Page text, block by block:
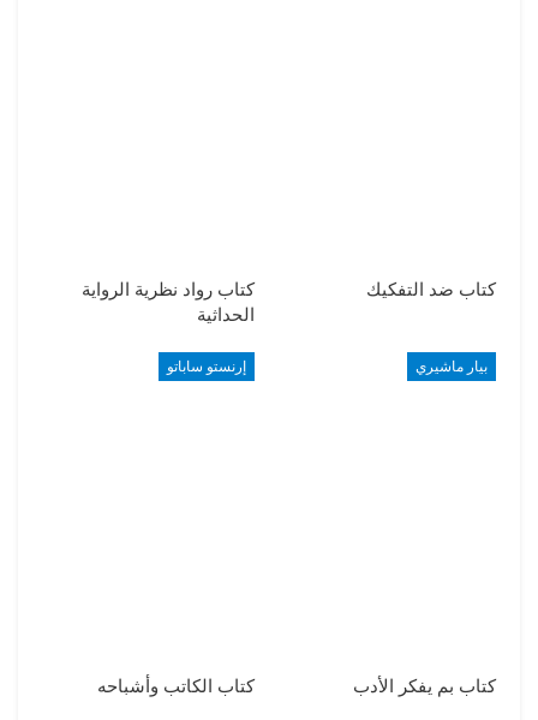
كتاب ضد التفكيك
كتاب رواد نظرية الرواية
الحداثية
بيار ماشيري
كتاب بم يفكر الأدب
إرنستو ساباتو
كتاب الكاتب وأشباحه